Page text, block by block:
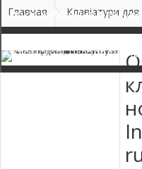
Блоки живлення для
Автомобільні зарядні
Главная Клавіатури для